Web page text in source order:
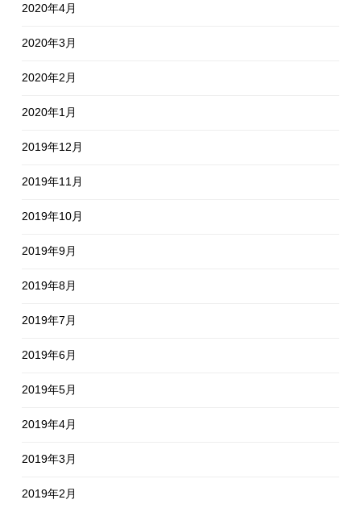
2020年4月
2020年3月
2020年2月
2020年1月
2019年12月
2019年11月
2019年10月
2019年9月
2019年8月
2019年7月
2019年6月
2019年5月
2019年4月
2019年3月
2019年2月